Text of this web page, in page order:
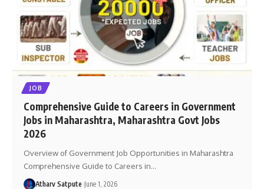
JOB
Comprehensive Guide to Careers in Government
Jobs in Maharashtra, Maharashtra Govt Jobs
2026
Overview of Government Job Opportunities in Maharashtra
Comprehensive Guide to Careers in…
Atharv Satpute June 1, 2026